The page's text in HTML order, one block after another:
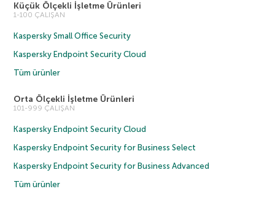
Küçük Ölçekli İşletme Ürünleri
1-100 ÇALIŞAN
Kaspersky Small Office Security
Kaspersky Endpoint Security Cloud
Tüm ürünler
Orta Ölçekli İşletme Ürünleri
101-999 ÇALIŞAN
Kaspersky Endpoint Security Cloud
Kaspersky Endpoint Security for Business Select
Kaspersky Endpoint Security for Business Advanced
Tüm ürünler